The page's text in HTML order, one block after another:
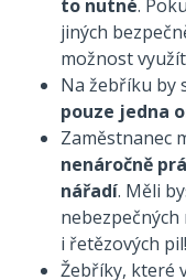
to nutné.
jiných
možnost
Na žebříku by
pouze jedna
Zaměstnanec
nenáročně
nářadí. Měli
i řetězových pil!
Žebříky, které